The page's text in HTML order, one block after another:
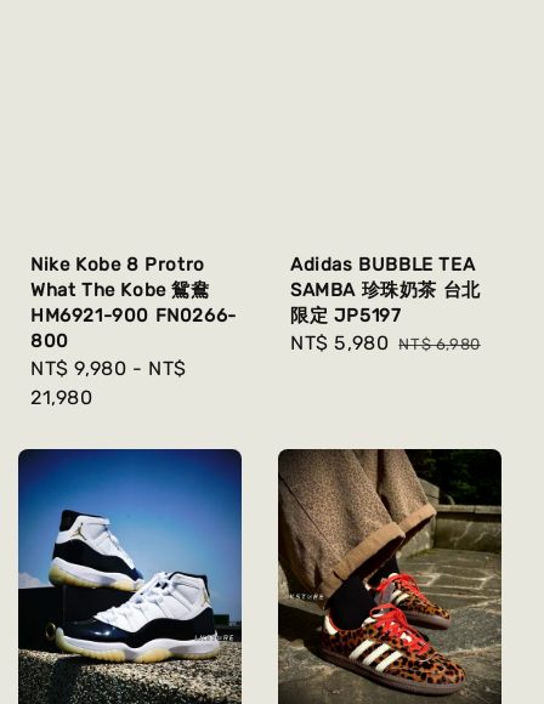
Nike Kobe 8 Protro
What The Kobe 鴛鴦
HM6921-900 FN0266-
800
Regular
price
NT$ 9,980 - NT$
21,980
Adidas BUBBLE TEA
SAMBA 珍珠奶茶 台北
限定 JP5197
Sale
NT$ 5,980 Regular
NT$ 6,980